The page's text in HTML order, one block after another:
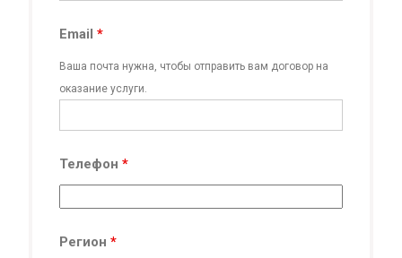
Email *
Ваша почта нужна, чтобы отправить вам договор на
оказание услуги.
Телефон *
Регион *